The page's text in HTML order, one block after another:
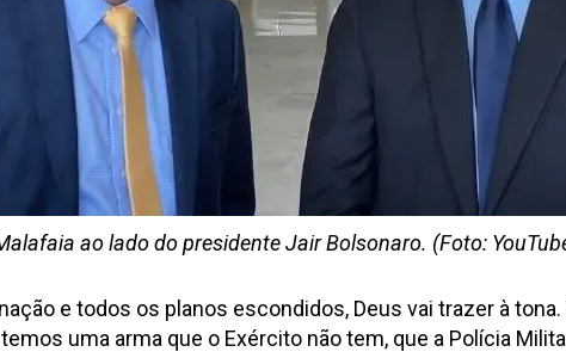
ao lado do presidente Jair Bolsonaro. (Foto:
e todos os planos escondidos, Deus vai trazer à
uma arma que o Exército não tem, que a Polícia